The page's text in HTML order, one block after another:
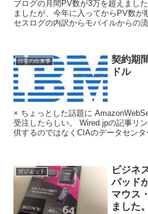
ブログの月間PV数が3万を超えまし
ましたが、今年に入ってからPV数が
セスログの内訳からモバイルからの
日常の出来事
契約期
ドル
× ちょっとした話題に
受注したらしい。 Wired.jpの記事リ
供するのではなくCIAのデータセン
ガジェット
ビジネ
パッド
マウス
ました。